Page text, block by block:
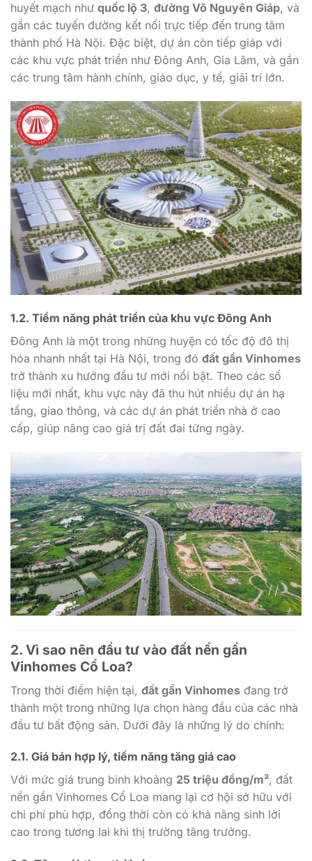
huyết mạch như quốc lộ 3, đường Võ Nguyên Giáp, và
gần các tuyến đường kết nối trực tiếp đến trung tâm
thành phố Hà Nội. Đặc biệt, dự án còn tiếp giáp với
các khu vực phát triển như Đông Anh, Gia Lâm, và gần
các trung tâm hành chính, giáo dục, y tế, giải trí lớn.
1.2. Tiềm năng phát triển của khu vực Đông Anh
Đông Anh là một trong những huyện có tốc độ đô thị
hóa nhanh nhất tại Hà Nội, trong đó đất gần Vinhomes
trở thành xu hướng đầu tư mới nổi bật. Theo các số
liệu mới nhất, khu vực này đã thu hút nhiều dự án hạ
tầng, giao thông, và các dự án phát triển nhà ở cao
cấp, giúp nâng cao giá trị đất đai từng ngày.
2. Vì sao nên đầu tư vào đất nền gần
Vinhomes Cổ Loa?
Trong thời điểm hiện tại, đất gần Vinhomes đang trở
thành một trong những lựa chọn hàng đầu của các nhà
đầu tư bất động sản. Dưới đây là những lý do chính:
2.1. Giá bán hợp lý, tiềm năng tăng giá cao
Với mức giá trung bình khoảng 25 triệu đồng/m², đất
nền gần Vinhomes Cổ Loa mang lại cơ hội sở hữu với
chi phí phù hợp, đồng thời còn có khả năng sinh lời
cao trong tương lai khi thị trường tăng trưởng.